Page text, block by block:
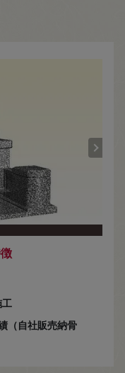
（自社販売納骨